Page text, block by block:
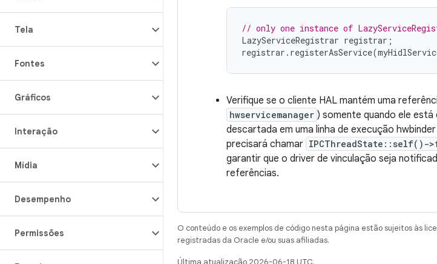
Tela
Fontes
Gráficos
Interação
Mídia
Desempenho
Permissões
// only one instance of
LazyServiceRegistrar registrar ;
registrar . registerAsService(
Verifique se o cliente HAL mantém uma
hwservicemanager ) somente quando ele
descartada em uma linha de execução
precisará chamar IPCThreadState::self()-
garantir que o driver de vinculação seja
referências.
O conteúdo e os exemplos de código nesta página estão sujeitos às
registradas da Oracle e/ou suas afiliadas.
Última atualização 2026-06-18 UTC.